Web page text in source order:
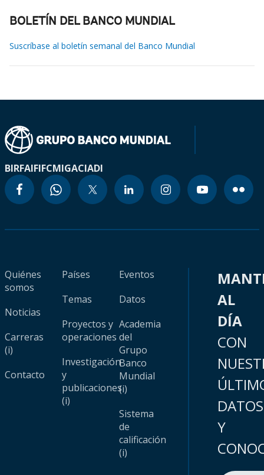
BOLETÍN DEL BANCO MUNDIAL
Suscríbase al boletín semanal del Banco Mundial
BIRFAIFIFCMIGACIADI
Quiénes
somos
Noticias
Carreras
(i)
Contacto
Países
Temas
Proyectos y
operaciones
Investigación
y
publicaciones
(i)
Eventos
Datos
Academia
del
Grupo
Banco
Mundial
(i)
Sistema
de
calificación
(i)
AL
DÍA
CON
DATOS
Y